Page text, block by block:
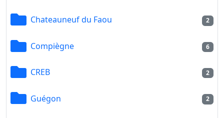
Chateauneuf du Faou 2
Compiègne 6
CREB 2
Guégon 2